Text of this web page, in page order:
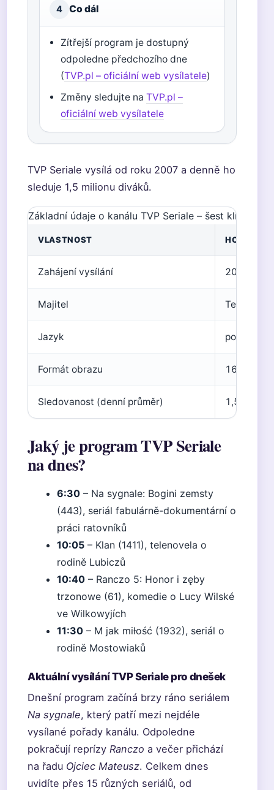
4 Co dál
Zítřejší program je dostupný
odpoledne předchozího dne
(TVP.pl – oficiální web vysílatele)
Změny sledujte naTVP.pl –
oficiální web vysílatele
TVP Seriale vysílá od roku 2007 a denně ho
sleduje 1,5 milionu diváků.
Základní údaje o kanálu TVP Seriale – šest
VLASTNOST HODNOTA
Zahájení vysílání 2007
Majitel Telewizja
Jazyk polština
Formát obrazu 16:9 (HD)
Sledovanost (denní průměr) 1,5
Jaký je program TVP Seriale
na dnes?
6:30 – Na sygnale: Bogini zemsty
(443), seriál fabulárně-dokumentární o
práci ratovníků
10:05 – Klan (1411), telenovela o
rodině Lubiczů
10:40 – Ranczo 5: Honor i zęby
trzonowe (61), komedie o Lucy Wilské
ve Wilkowyjích
11:30 – M jak miłość (1932), seriál o
rodině Mostowiaků
Aktuální vysílání TVP Seriale pro dnešek
Dnešní program začíná brzy ráno seriálem
Na sygnale, který patří mezi nejdéle
vysílané pořady kanálu. Odpoledne
pokračují reprízy Ranczo a večer přichází
na řadu Ojciec Mateusz. Celkem dnes
uvidíte přes 15 různých seriálů, od